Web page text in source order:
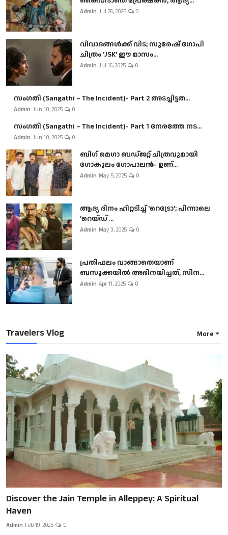
Admin Jul 28, 2025 0
വിവാദങ്ങൾക്ക് വിട; സുരേഷ് ഗോപി
ചിത്രം 'JSK' ഈ മാസം...
Admin Jul 16, 2025 0
സംഗതി (Sangathi – The Incident)- Part 2 അടച്ചിട്ടത...
Admin Jun 10, 2025 0
സംഗതി (Sangathi – The Incident)- Part 1 നേരത്തേ നട...
Admin Jun 10, 2025 0
ബി​ഗ് മെഗാ ബഡ്ജറ്റ് ചിത്രവുമായി
ഗോകുലം ഗോപാലൻ- ഉണ്...
Admin May 5, 2025 0
ആദ്യ ദിനം ഹിറ്റടിച്ച് 'റെട്രോ'; പിന്നാലെ
'റെയ്ഡ് ...
Admin May 3, 2025 0
പ്രതിഫലം വാങ്ങാതെയാണ്
ബസൂക്കയില്‍ അഭിനയിച്ചത്, സിന...
Admin Apr 11, 2025 0
Travelers Vlog More
Discover the Jain Temple in Alleppey: A Spiritual
Haven
Admin Feb 19, 2025 0